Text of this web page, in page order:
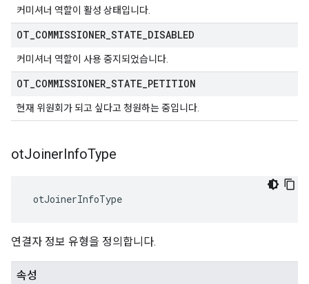
커미셔너 역할이 활성 상태입니다.
OT COMMISSIONER STATE DISABLED
커미셔너 역할이 사용 중지되었습니다.
OT COMMISSIONER STATE PETITION
현재 위원회가 되고 싶다고 청원하는 중입니다.
otJoinerInfoType
otJoinerInfoType
연결자 정보 유형을 정의합니다.
속성